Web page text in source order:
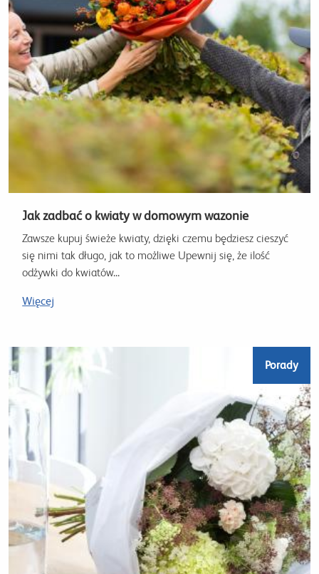
Jak zadbać o kwiaty w domowym wazonie
Zawsze kupuj świeże kwiaty, dzięki czemu będziesz cieszyć
się nimi tak długo, jak to możliwe Upewnij się, że ilość
odżywki do kwiatów...
Więcej
Porady